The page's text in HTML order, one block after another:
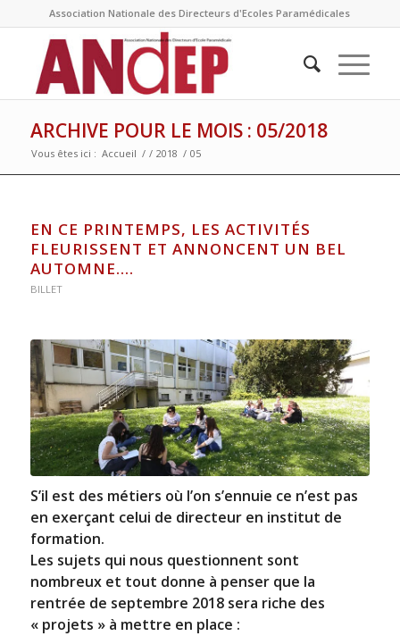
Association Nationale des Directeurs d'Ecoles Paramédicales
ARCHIVE POUR LE MOIS : 05/2018
Vous êtes ici : Accueil / / 2018 / 05
EN CE PRINTEMPS, LES ACTIVITÉS
FLEURISSENT ET ANNONCENT UN BEL
AUTOMNE….
BILLET
S’il est des métiers où l’on s’ennuie ce n’est pas
en exerçant celui de directeur en institut de
formation.
Les sujets qui nous questionnent sont
nombreux et tout donne à penser que la
rentrée de septembre 2018 sera riche des
« projets » à mettre en place :